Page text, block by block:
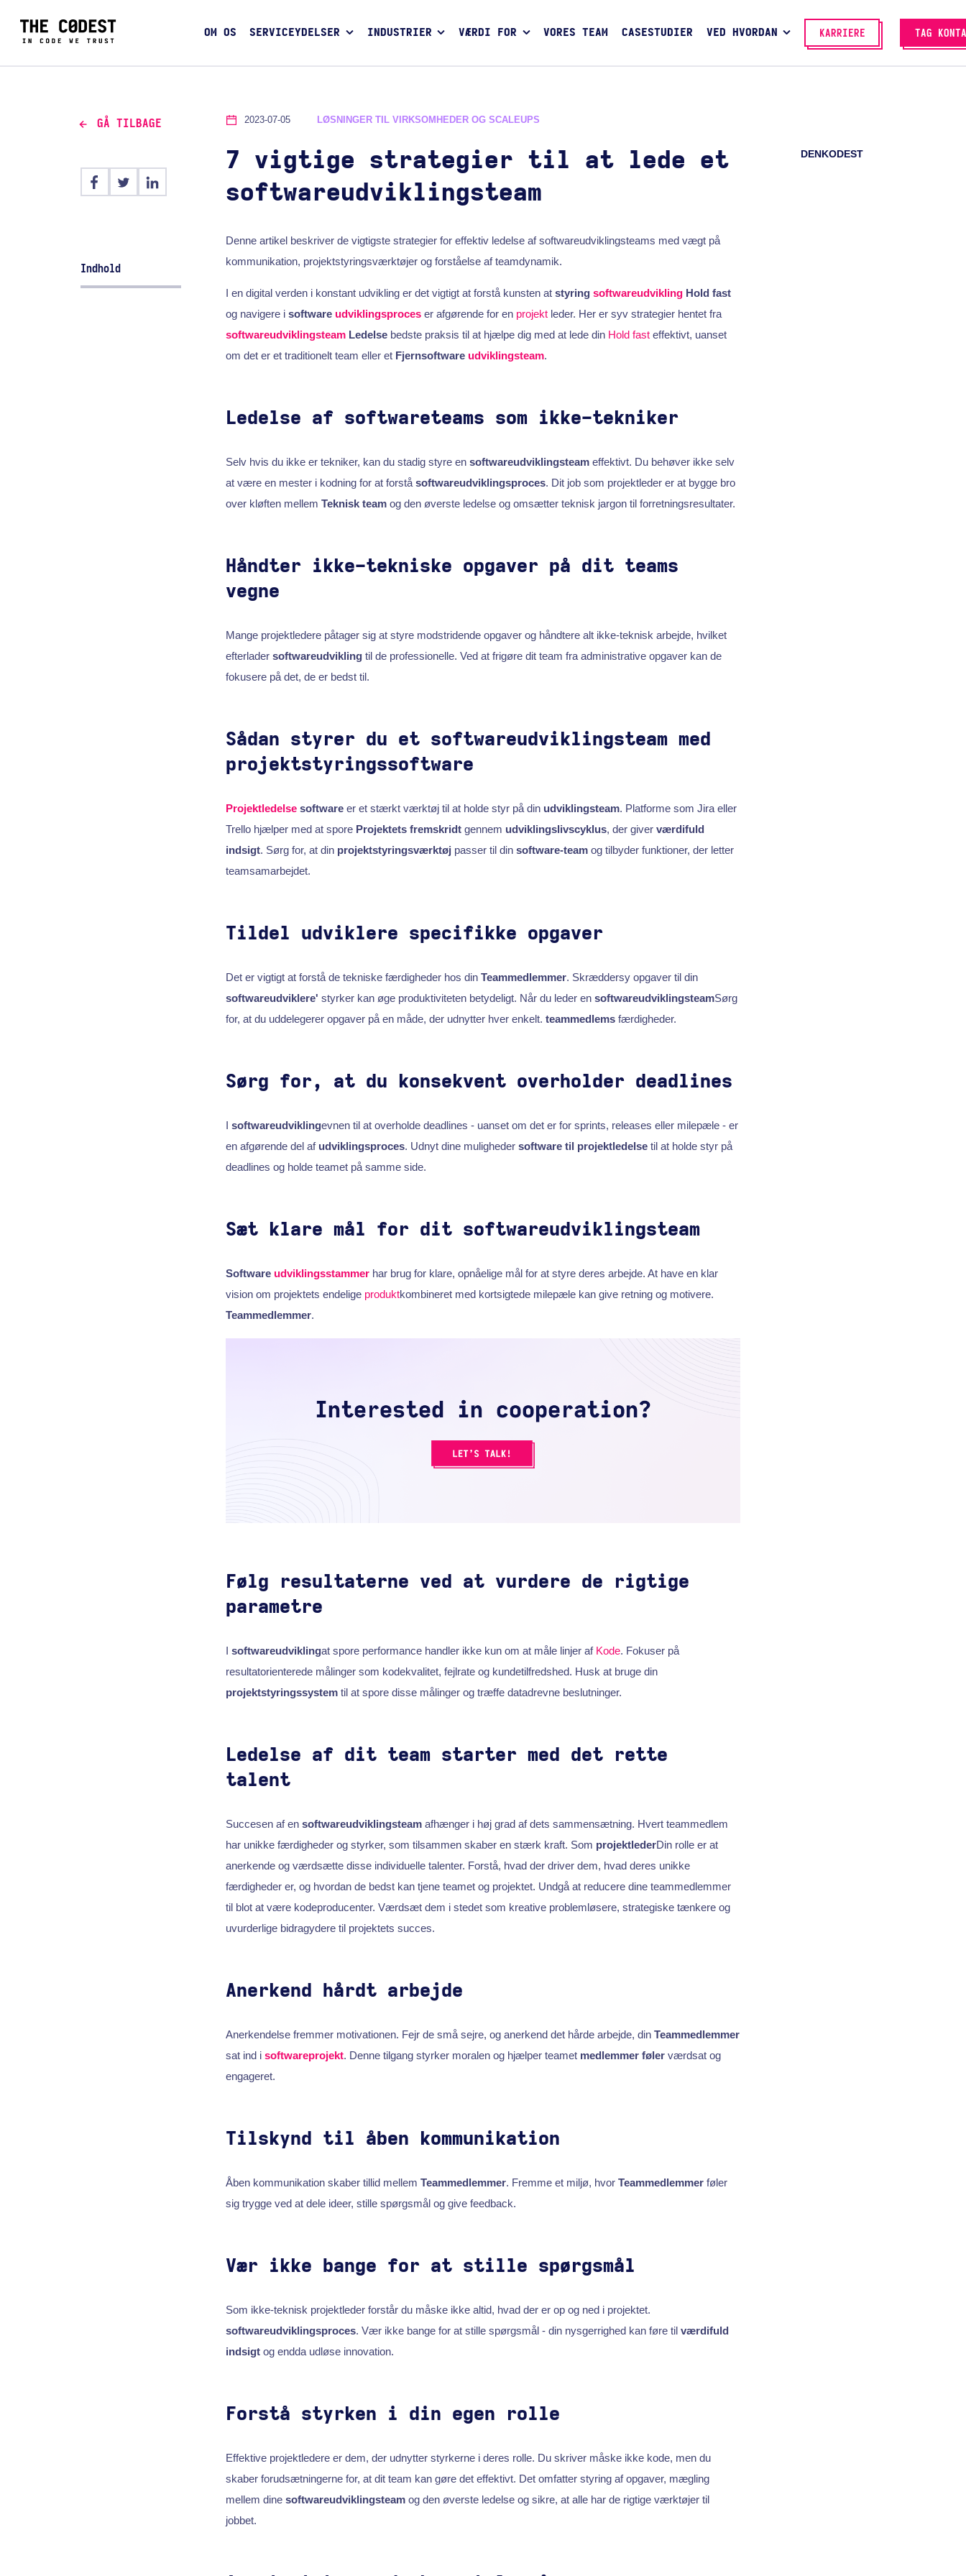
OM OS SERVICEYDELSER INDUSTRIER VÆRDI FOR VORES TEAM CASESTUDIER VED HVORDAN KARRIERE TAG
GÅ TILBAGE
Indhold
2023-07-05 LØSNINGER TIL VIRKSOMHEDER OG SCALEUPS
7 vigtige strategier til at lede et
softwareudviklingsteam
DENKODEST
Denne artikel beskriver de vigtigste strategier for effektiv ledelse af softwareudviklingsteams med vægt på
kommunikation, projektstyringsværktøjer og forståelse af teamdynamik.
I en digital verden i konstant udvikling er det vigtigt at forstå kunsten at styring softwareudviklingHold fast
og navigere i software udviklingsproceser afgørende for en projektleder. Her er syv strategier hentet fra
softwareudviklingsteamLedelsebedste praksis til at hjælpe dig med at lede din Hold fasteffektivt, uanset
om det er et traditionelt team eller et Fjernsoftware udviklingsteam.
Ledelse af softwareteams som ikke-tekniker
Selv hvis du ikke er tekniker, kan du stadig styre en softwareudviklingsteameffektivt. Du behøver ikke selv
at være en mester i kodning for at forstå softwareudviklingsproces. Dit job som projektleder er at bygge bro
over kløften mellem Teknisk teamog den øverste ledelse og omsætter teknisk jargon til forretningsresultater.
Håndter ikke-tekniske opgaver på dit teams
vegne
Mange projektledere påtager sig at styre modstridende opgaver og håndtere alt ikke-teknisk arbejde, hvilket
efterlader softwareudviklingtil de professionelle. Ved at frigøre dit team fra administrative opgaver kan de
fokusere på det, de er bedst til.
Sådan styrer du et softwareudviklingsteam med
projektstyringssoftware
Projektledelsesoftwareer et stærkt værktøj til at holde styr på din udviklingsteam. Platforme som Jira eller
Trello hjælper med at sporeProjektets fremskridtgennem udviklingslivscyklus, der giver værdifuld
indsigt. Sørg for, at din projektstyringsværktøj passer til din software-teamog tilbyder funktioner, der letter
teamsamarbejdet.
Tildel udviklere specifikke opgaver
Det er vigtigt at forstå de tekniske færdigheder hos din Teammedlemmer. Skræddersy opgaver til din
softwareudviklere' styrker kan øge produktiviteten betydeligt. Når du leder en softwareudviklingsteamSørg
for, at du uddelegerer opgaver på en måde, der udnytter hver enkelt. teammedlemsfærdigheder.
Sørg for, at du konsekvent overholder deadlines
I softwareudviklingevnen til at overholde deadlines - uanset om det er for sprints, releases eller milepæle - er
en afgørende del af udviklingsproces. Udnyt dine muligheder software til projektledelsetil at holde styr på
deadlines og holde teamet på samme side.
Sæt klare mål for dit softwareudviklingsteam
Software udviklingsstammerhar brug for klare, opnåelige mål for at styre deres arbejde. At have en klar
vision om projektets endelige produktkombineret med kortsigtede milepæle kan give retning og motivere.
Teammedlemmer.
Følg resultaterne ved at vurdere de rigtige
parametre
I softwareudviklingat spore performance handler ikke kun om at måle linjer af Kode. Fokuser på
resultatorienterede målinger som kodekvalitet, fejlrate og kundetilfredshed. Husk at bruge din
projektstyringssystemtil at spore disse målinger og træffe datadrevne beslutninger.
Ledelse af dit team starter med det rette
talent
Succesen af en softwareudviklingsteamafhænger i høj grad af dets sammensætning. Hvert teammedlem
har unikke færdigheder og styrker, som tilsammen skaber en stærk kraft. Som projektlederDin rolle er at
anerkende og værdsætte disse individuelle talenter. Forstå, hvad der driver dem, hvad deres unikke
færdigheder er, og hvordan de bedst kan tjene teamet og projektet. Undgå at reducere dine teammedlemmer
til blot at være kodeproducenter. Værdsæt dem i stedet som kreative problemløsere, strategiske tænkere og
uvurderlige bidragydere til projektets succes.
Anerkend hårdt arbejde
Anerkendelse fremmer motivationen. Fejr de små sejre, og anerkend det hårde arbejde, din Teammedlemmer
sat ind i softwareprojekt. Denne tilgang styrker moralen og hjælper teamet medlemmer følerværdsat og
engageret.
Tilskynd til åben kommunikation
Åben kommunikation skaber tillid mellem Teammedlemmer. Fremme et miljø, hvor Teammedlemmerføler
sig trygge ved at dele ideer, stille spørgsmål og give feedback.
Vær ikke bange for at stille spørgsmål
Som ikke-teknisk projektleder forstår du måske ikke altid, hvad der er op og ned i projektet.
softwareudviklingsproces. Vær ikke bange for at stille spørgsmål - din nysgerrighed kan føre til værdifuld
indsigtog endda udløse innovation.
Forstå styrken i din egen rolle
Effektive projektledere er dem, der udnytter styrkerne i deres rolle. Du skriver måske ikke kode, men du
skaber forudsætningerne for, at dit team kan gøre det effektivt. Det omfatter styring af opgaver, mægling
mellem dine softwareudviklingsteamog den øverste ledelse og sikre, at alle har de rigtige værktøjer til
jobbet.